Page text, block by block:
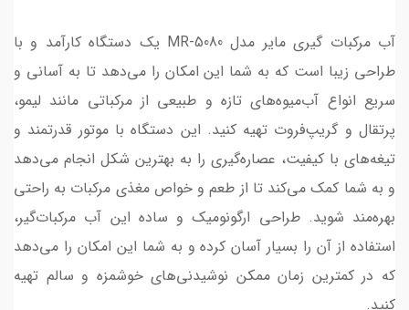
آب مرکبات گیری مایر مدل MR-5080 یک دستگاه کارآمد و با
طراحی زیبا است که به شما این امکان را می‌دهد تا به آسانی و
سریع انواع آب‌میوه‌های تازه و طبیعی از مرکباتی مانند لیمو،
پرتقال و گریپ‌فروت تهیه کنید. این دستگاه با موتور قدرتمند و
تیغه‌های با کیفیت، عصاره‌گیری را به بهترین شکل انجام می‌دهد
و به شما کمک می‌کند تا از طعم و خواص مغذی مرکبات به راحتی
بهره‌مند شوید. طراحی ارگونومیک و ساده این آب مرکبات‌گیر،
استفاده از آن را بسیار آسان کرده و به شما این امکان را می‌دهد
که در کمترین زمان ممکن نوشیدنی‌های خوشمزه و سالم تهیه
کنید.